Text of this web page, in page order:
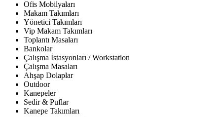
Ofis Mobilyaları
Makam Takımları
Yönetici Takımları
Vip Makam Takımları
Toplantı Masaları
Bankolar
Çalışma İstasyonları / Workstation
Çalışma Masaları
Ahşap Dolaplar
Outdoor
Kanepeler
Sedir & Puflar
Kanepe Takımları